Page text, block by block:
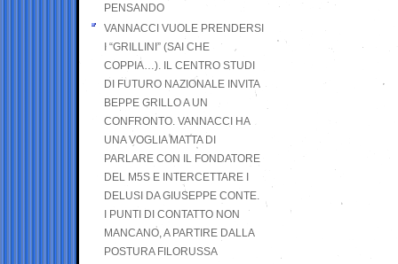
PENSANDO
VANNACCI VUOLE PRENDERSI
I “GRILLINI” (SAI CHE
COPPIA…). IL CENTRO STUDI
DI FUTURO NAZIONALE INVITA
BEPPE GRILLO A UN
CONFRONTO. VANNACCI HA
UNA VOGLIA MATTA DI
PARLARE CON IL FONDATORE
DEL M5S E INTERCETTARE I
DELUSI DA GIUSEPPE CONTE.
I PUNTI DI CONTATTO NON
MANCANO, A PARTIRE DALLA
POSTURA FILORUSSA